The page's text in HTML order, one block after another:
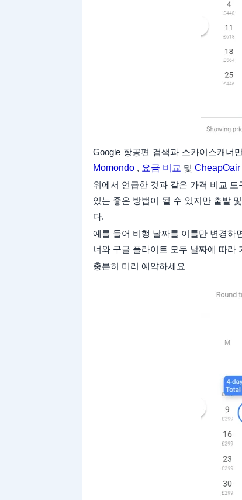
Google 항공편 검색과 스카이스캐너
Momondo, 요금 비교 및 ​​CheapOair
위에서 언급한 것과 같은 가격 비교
있는 좋은 방법이 될 수 있지만 출발
다.
예를 들어 비행 날짜를 이틀만 변경하
너와 구글 플라이트 모두 날짜에 따라
충분히 미리 예약하세요